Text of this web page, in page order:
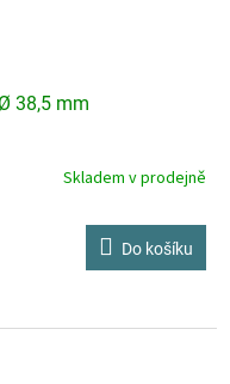
38,5 mm
Skladem v prodejně
Do košíku